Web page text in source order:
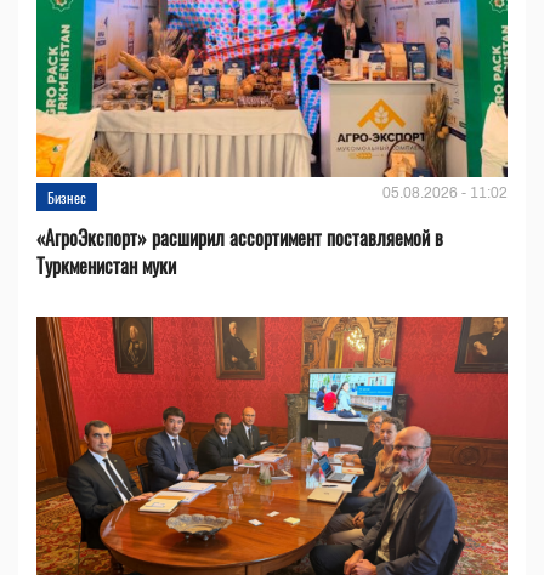
Бизнес 05.08.2026 - 11:02
«АгроЭкспорт» расширил ассортимент поставляемой в
Туркменистан муки